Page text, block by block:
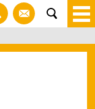
03-3830-1100お問い合
トロニクス展」に出展いたしま